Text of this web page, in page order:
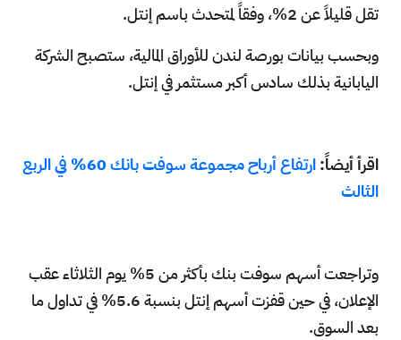
تقل قليلاً عن 2%، وفقاً لمتحدث باسم إنتل.
وبحسب بيانات بورصة لندن للأوراق المالية، ستصبح الشركة
اليابانية بذلك سادس أكبر مستثمر في إنتل.
اقرأ أيضاً:
ارتفاع أرباح مجموعة سوفت بانك 60% في الربع
الثالث
وتراجعت أسهم سوفت بنك بأكثر من 5% يوم الثلاثاء عقب
الإعلان، في حين قفزت أسهم إنتل بنسبة 5.6% في تداول ما
بعد السوق.